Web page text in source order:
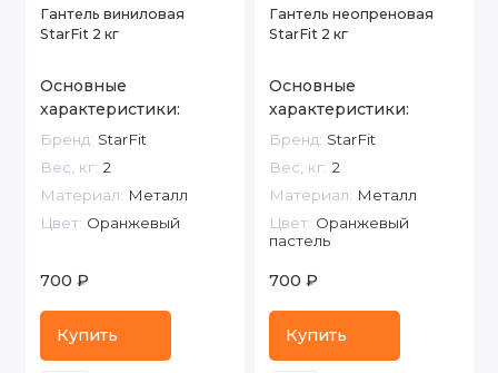
Гантель виниловая
StarFit 2 кг
Основные
характеристики:
Бренд: StarFit
Вес, кг: 2
Материал: Металл
Цвет: Оранжевый
700 ₽
Купить
Гантель неопреновая
StarFit 2 кг
Основные
характеристики:
Бренд: StarFit
Вес, кг: 2
Материал: Металл
Цвет: Оранжевый
пастель
700 ₽
Купить